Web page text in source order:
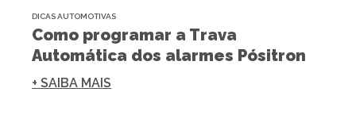
DICAS AUTOMOTIVAS
Como programar a Trava
Automática dos alarmes Pósitron
+ SAIBA MAIS